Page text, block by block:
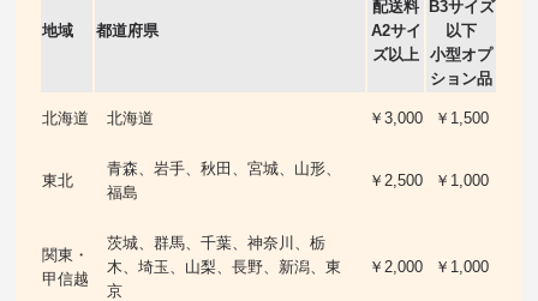
地域 都道府県
配送料
A2サイ
ズ以上
B3サイズ
以下
小型オプ
ション品
北海道 北海道 ￥3,000 ￥1,500
東北
青森、岩手、秋田、宮城、山形、
福島
￥2,500 ￥1,000
関東・
甲信越
茨城、群馬、千葉、神奈川、栃
木、埼玉、山梨、長野、新潟、東
京
￥2,000 ￥1,000